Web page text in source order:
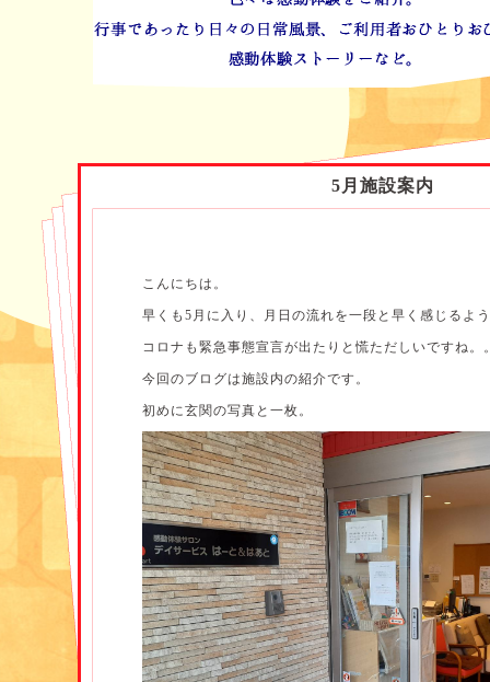
5月施設案内
こんにちは。
早くも5月に入り、月日の流れを一段と早く感じるよ
コロナも緊急事態宣言が出たりと慌ただしいですね。
今回のブログは施設内の紹介です。
初めに玄関の写真と一枚。